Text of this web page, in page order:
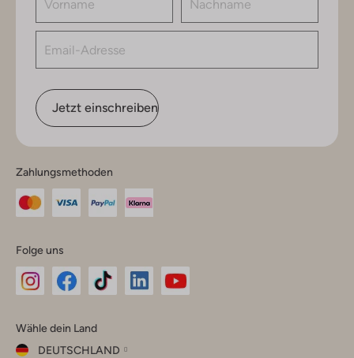
Jetzt einschreiben
Zahlungsmethoden
Folge uns
Instagram
Facebook
TikTok
Wähle dein Land
DEUTSCHLAND